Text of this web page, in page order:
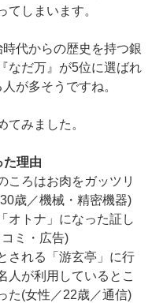
てしまいます。
代からの歴史を持つ銀
なだ万』が5位に選ばれ
が多そうですね。
てみました。
た理由
ころはお肉をガッツリ
歳／機械・精密機器)
オトナ」になった証し
ミ・広告)
される「游玄亭」に行
人が利用しているとこ
た(女性／22歳／通信)